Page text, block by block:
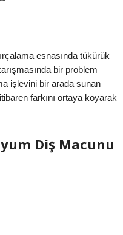
esnasında tükürük
bir problem
işlevini bir arada sunan
farkını ortaya koyarak
Diş Macunu